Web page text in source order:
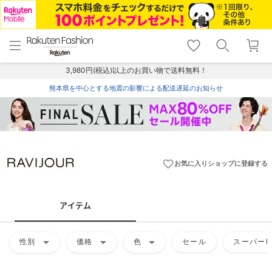
menu home
トップ
shopping_cart lock_outline
ログイン
3,980円(税込)以上のお買い物で送料無料！
熊本県を中心とする地震の影響による配送遅延のお知らせ
favorite_borderお気に入りショップに登録する
アイテム
性別 arrow_drop_down 価格 arrow_drop_down 色 arrow_drop_down セール スーパー